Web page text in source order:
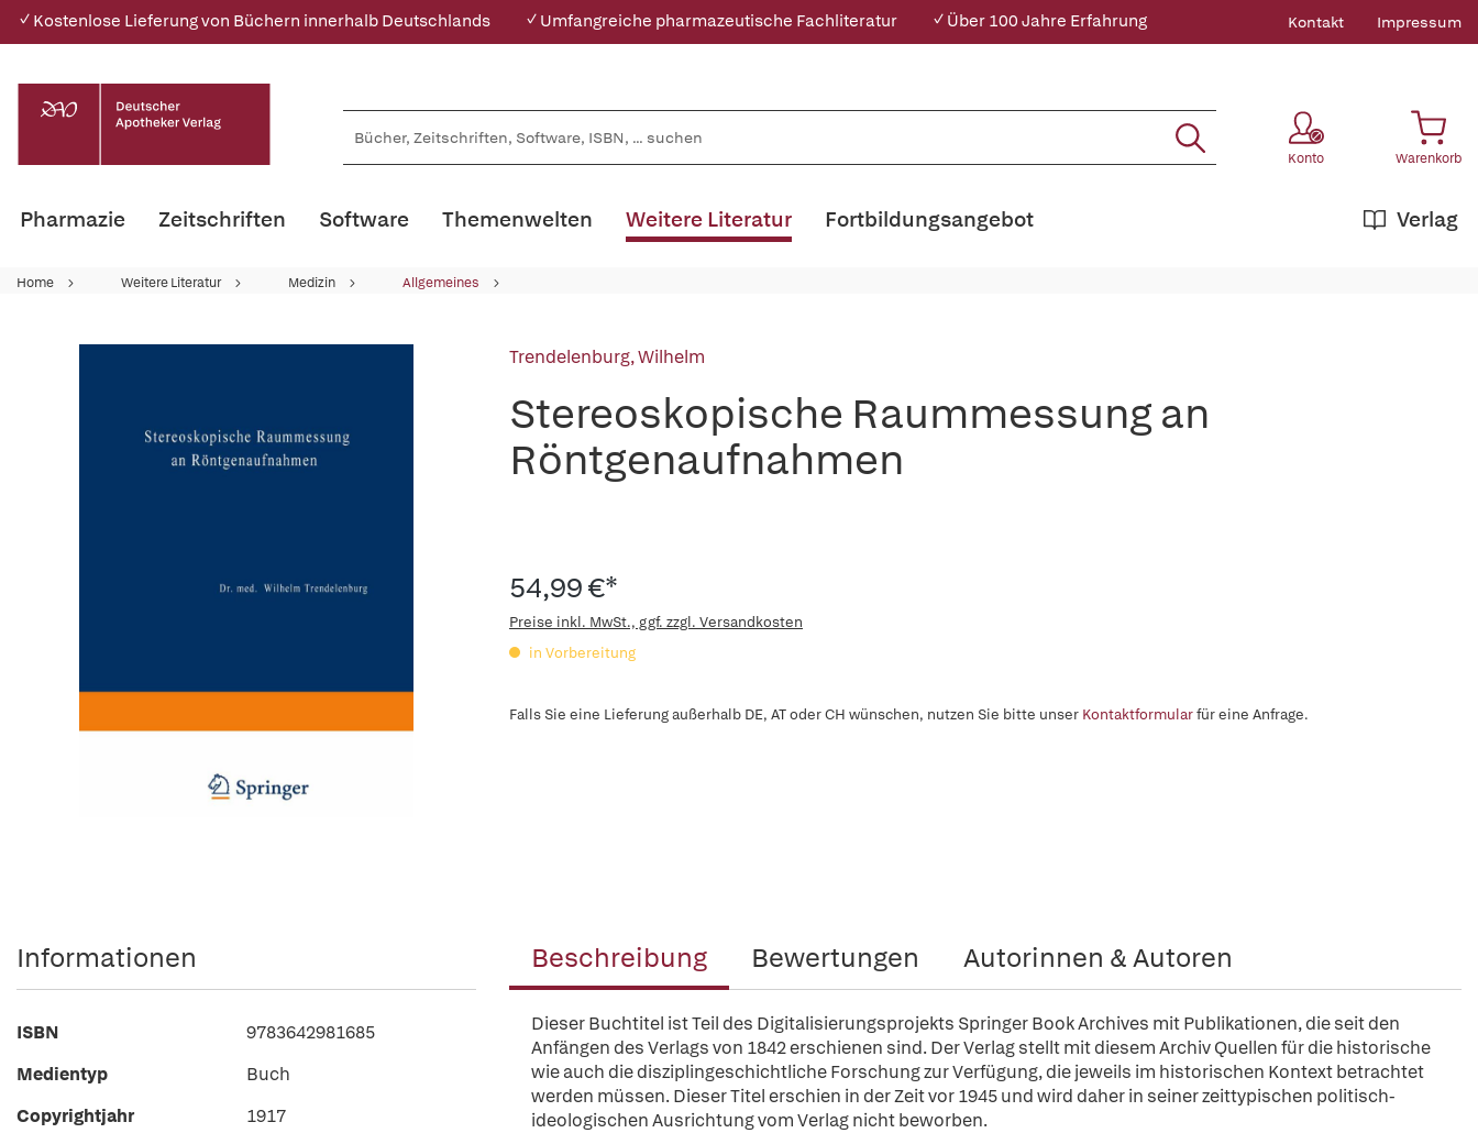
✓ Kostenlose Lieferung von Büchern innerhalb Deutschlands ✓ Umfangreiche pharmazeutische Fachliteratur ✓ Über 100 Jahre Erfahrung Kontakt Impressum
Konto Warenkorb
Pharmazie Zeitschriften Software Themenwelten Weitere Literatur Verlag
Fortbildungsangebot
Home Weitere Literatur Medizin Allgemeines
Trendelenburg, Wilhelm
Stereoskopische Raummessung an
Röntgenaufnahmen
54,99 €*
Preise inkl. MwSt., ggf. zzgl. Versandkosten
in Vorbereitung
Falls Sie eine Lieferung außerhalb DE, AT oder CH wünschen, nutzen Sie bitte unser Kontaktformularfür eine Anfrage.
Beschreibung Bewertungen Autorinnen & Autoren
Dieser Buchtitel ist Teil des Digitalisierungsprojekts Springer Book Archives mit Publikationen, die seit den
Anfängen des Verlags von 1842 erschienen sind. Der Verlag stellt mit diesem Archiv Quellen für die historische
wie auch die disziplingeschichtliche Forschung zur Verfügung, die jeweils im historischen Kontext betrachtet
werden müssen. Dieser Titel erschien in der Zeit vor 1945 und wird daher in seiner zeittypischen politisch-
ideologischen Ausrichtung vom Verlag nicht beworben.
Informationen
ISBN
9783642981685
Medientyp
Buch
Copyrightjahr
1917